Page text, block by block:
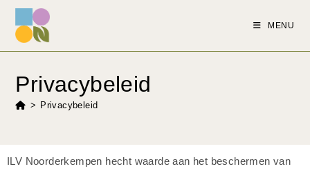
MENU
Privacybeleid
> Privacybeleid
ILV Noorderkempen hecht waarde aan het beschermen van